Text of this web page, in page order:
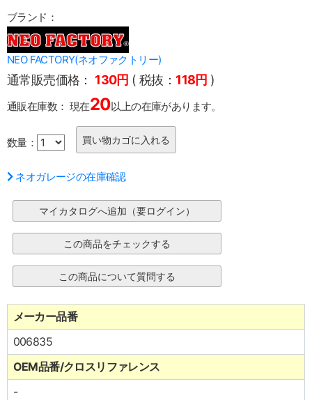
ブランド：
NEO FACTORY(ネオファクトリー)
通常販売価格： 130円 ( 税抜： 118円 )
通販在庫数： 現在20以上の在庫があります。
数量：
ネオガレージの在庫確認
メーカー品番
006835
OEM品番/クロスリファレンス
-